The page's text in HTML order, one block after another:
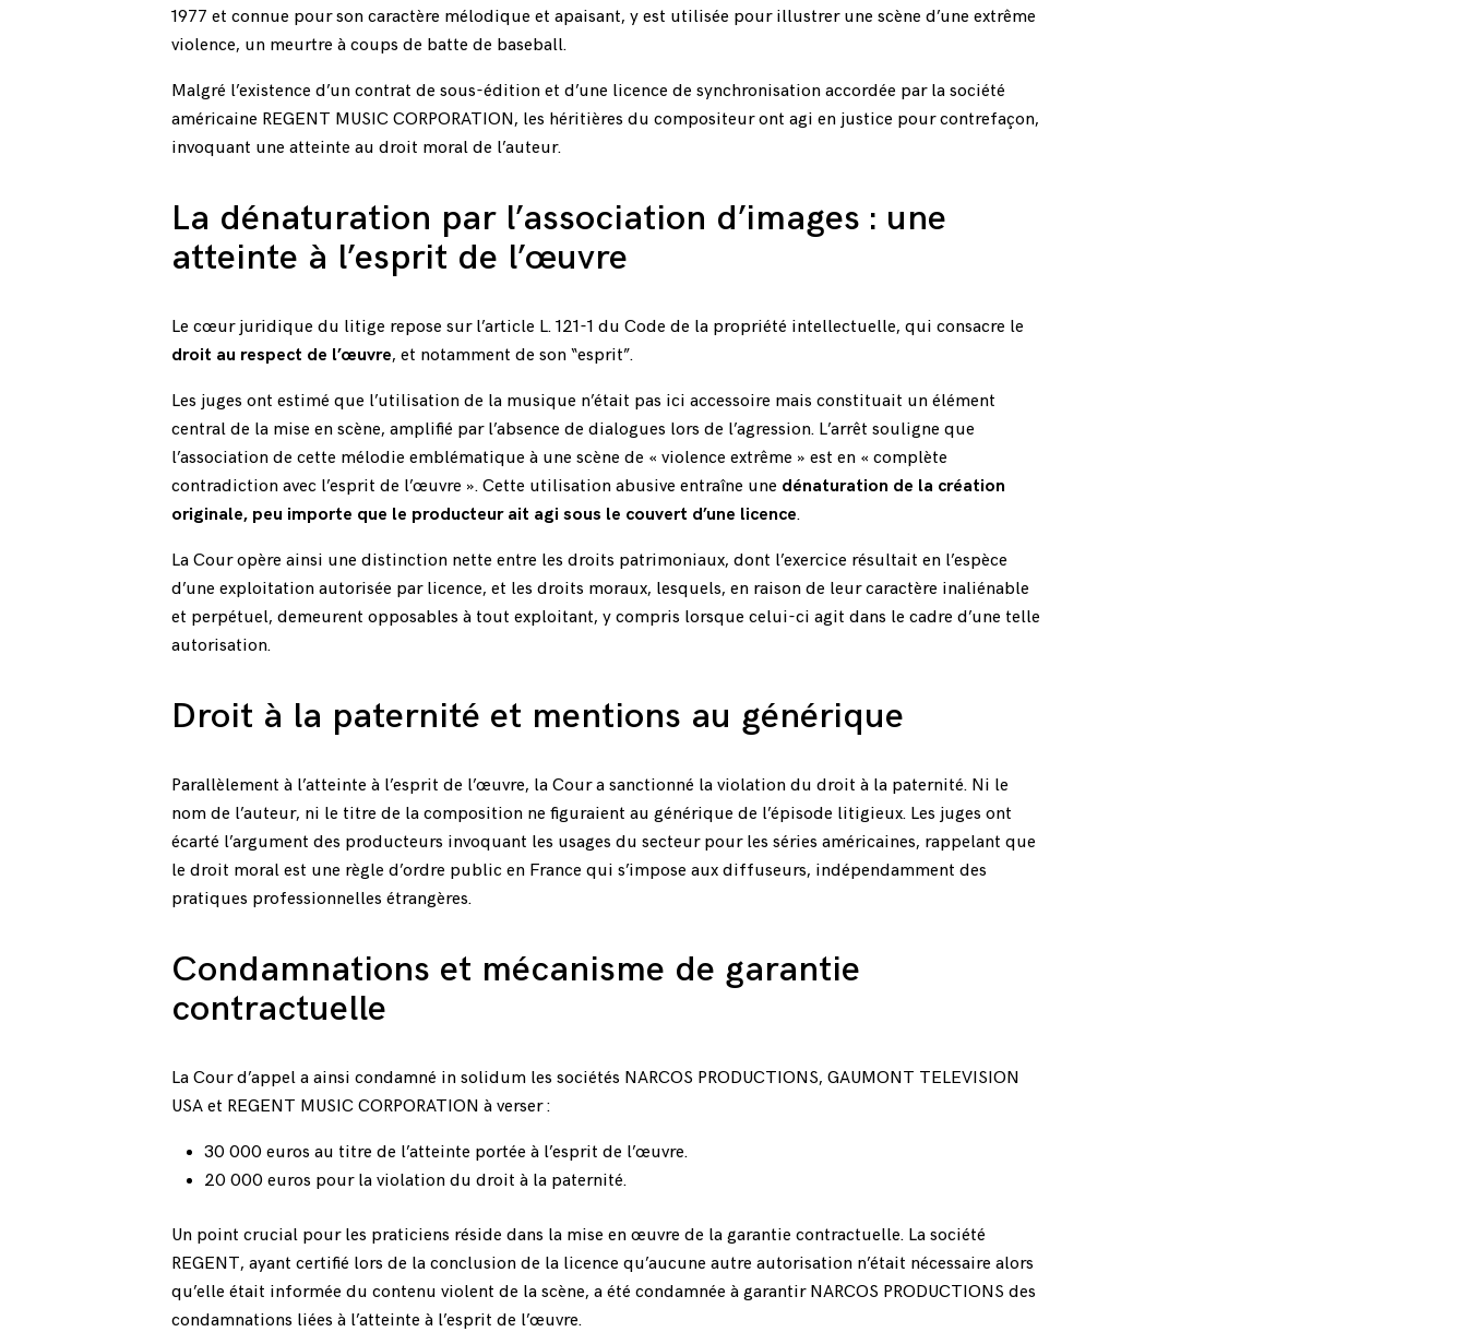
1977 et connue pour son caractère mélodique et apaisant, y est utilisée pour illustrer une scène d’une extrême
violence, un meurtre à coups de batte de baseball.
Malgré l’existence d’un contrat de sous-édition et d’une licence de synchronisation accordée par la société
américaine REGENT MUSIC CORPORATION, les héritières du compositeur ont agi en justice pour contrefaçon,
invoquant une atteinte au droit moral de l’auteur.
La dénaturation par l’association d’images : une
atteinte à l’esprit de l’œuvre
Le cœur juridique du litige repose sur l’article L. 121-1 du Code de la propriété intellectuelle, qui consacre le
droit au respect de l’œuvre, et notamment de son “esprit”.
Les juges ont estimé que l’utilisation de la musique n’était pas ici accessoire mais constituait un élément
central de la mise en scène, amplifié par l’absence de dialogues lors de l’agression. L’arrêt souligne que
l’association de cette mélodie emblématique à une scène de « violence extrême » est en « complète
contradiction avec l’esprit de l’œuvre ». Cette utilisation abusive entraîne une dénaturation de la création
originale, peu importe que le producteur ait agi sous le couvert d’une licence.
La Cour opère ainsi une distinction nette entre les droits patrimoniaux, dont l’exercice résultait en l’espèce
d’une exploitation autorisée par licence, et les droits moraux, lesquels, en raison de leur caractère inaliénable
et perpétuel, demeurent opposables à tout exploitant, y compris lorsque celui-ci agit dans le cadre d’une telle
autorisation.
Droit à la paternité et mentions au générique
Parallèlement à l’atteinte à l’esprit de l’œuvre, la Cour a sanctionné la violation du droit à la paternité. Ni le
nom de l’auteur, ni le titre de la composition ne figuraient au générique de l’épisode litigieux. Les juges ont
écarté l’argument des producteurs invoquant les usages du secteur pour les séries américaines, rappelant que
le droit moral est une règle d’ordre public en France qui s’impose aux diffuseurs, indépendamment des
pratiques professionnelles étrangères.
Condamnations et mécanisme de garantie
contractuelle
La Cour d’appel a ainsi condamné in solidum les sociétés NARCOS PRODUCTIONS, GAUMONT TELEVISION
USA et REGENT MUSIC CORPORATION à verser :
30 000 euros au titre de l’atteinte portée à l’esprit de l’œuvre.
20 000 euros pour la violation du droit à la paternité.
Un point crucial pour les praticiens réside dans la mise en œuvre de la garantie contractuelle. La société
REGENT, ayant certifié lors de la conclusion de la licence qu’aucune autre autorisation n’était nécessaire alors
qu’elle était informée du contenu violent de la scène, a été condamnée à garantir NARCOS PRODUCTIONS des
condamnations liées à l’atteinte à l’esprit de l’œuvre.